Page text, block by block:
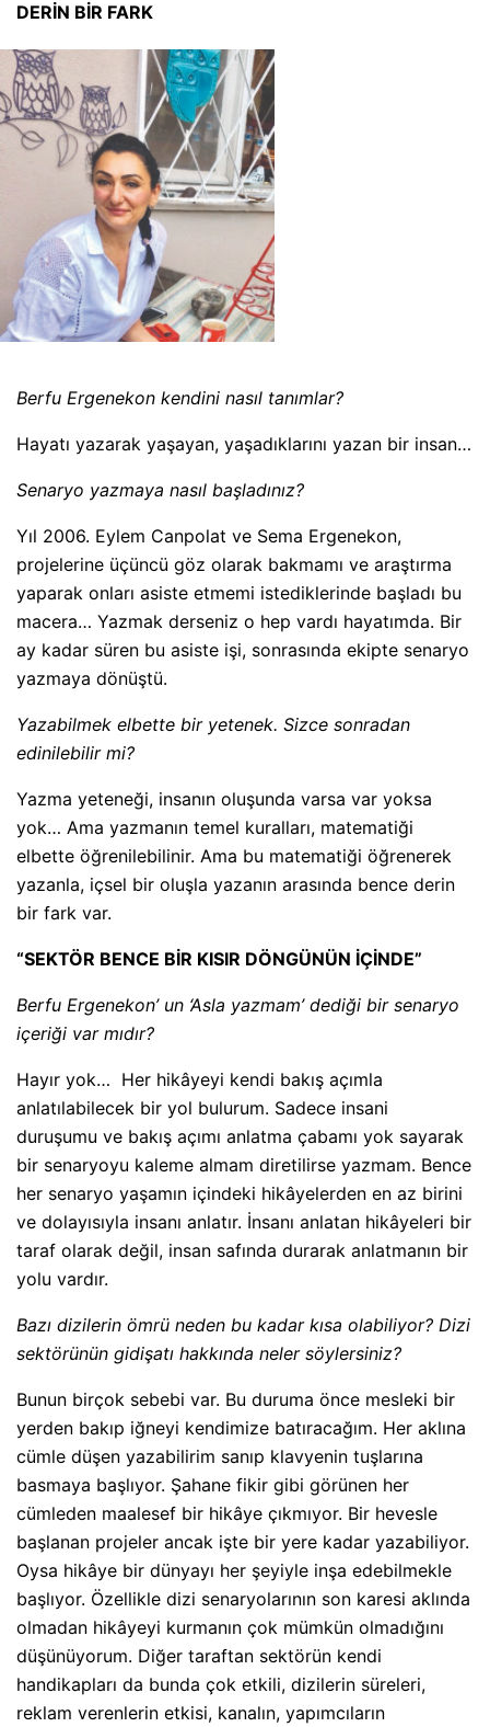
DERİN BİR FARK
Berfu Ergenekon kendini nasıl tanımlar?
Hayatı yazarak yaşayan, yaşadıklarını yazan bir insan…
Senaryo yazmaya nasıl başladınız?
Yıl 2006. Eylem Canpolat ve Sema Ergenekon,
projelerine üçüncü göz olarak bakmamı ve araştırma
yaparak onları asiste etmemi istediklerinde başladı bu
macera… Yazmak derseniz o hep vardı hayatımda. Bir
ay kadar süren bu asiste işi, sonrasında ekipte senaryo
yazmaya dönüştü.
Yazabilmek elbette bir yetenek. Sizce sonradan
edinilebilir mi?
Yazma yeteneği, insanın oluşunda varsa var yoksa
yok… Ama yazmanın temel kuralları, matematiği
elbette öğrenilebilinir. Ama bu matematiği öğrenerek
yazanla, içsel bir oluşla yazanın arasında bence derin
bir fark var.
“SEKTÖR BENCE BİR KISIR DÖNGÜNÜN İÇİNDE”
Berfu Ergenekon’ un ‘Asla yazmam’ dediği bir senaryo
içeriği var mıdır?
Hayır yok… Her hikâyeyi kendi bakış açımla
anlatılabilecek bir yol bulurum. Sadece insani
duruşumu ve bakış açımı anlatma çabamı yok sayarak
bir senaryoyu kaleme almam diretilirse yazmam. Bence
her senaryo yaşamın içindeki hikâyelerden en az birini
ve dolayısıyla insanı anlatır. İnsanı anlatan hikâyeleri bir
taraf olarak değil, insan safında durarak anlatmanın bir
yolu vardır.
Bazı dizilerin ömrü neden bu kadar kısa olabiliyor? Dizi
sektörünün gidişatı hakkında neler söylersiniz?
Bunun birçok sebebi var. Bu duruma önce mesleki bir
yerden bakıp iğneyi kendimize batıracağım. Her aklına
cümle düşen yazabilirim sanıp klavyenin tuşlarına
basmaya başlıyor. Şahane fikir gibi görünen her
cümleden maalesef bir hikâye çıkmıyor. Bir hevesle
başlanan projeler ancak işte bir yere kadar yazabiliyor.
Oysa hikâye bir dünyayı her şeyiyle inşa edebilmekle
başlıyor. Özellikle dizi senaryolarının son karesi aklında
olmadan hikâyeyi kurmanın çok mümkün olmadığını
düşünüyorum. Diğer taraftan sektörün kendi
handikapları da bunda çok etkili, dizilerin süreleri,
reklam verenlerin etkisi, kanalın, yapımcıların